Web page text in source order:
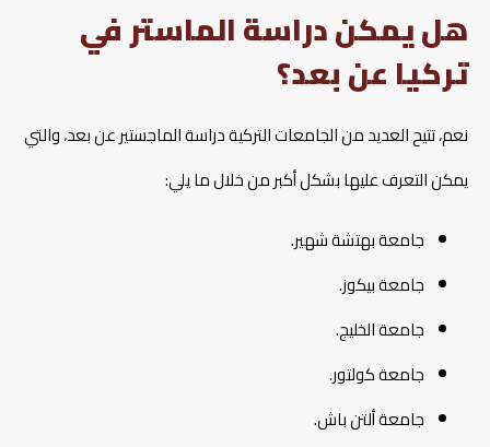
هل يمكن دراسة الماستر في
تركيا عن بعد؟
نعم، تتيح العديد من الجامعات التركية دراسة الماجستير عن بعد، والتي
يمكن التعرف عليها بشكل أكبر من خلال ما يلي:
جامعة بهتشة شهير.
جامعة بيكوز.
جامعة الخليج.
جامعة كولتور.
جامعة ألتن باش.